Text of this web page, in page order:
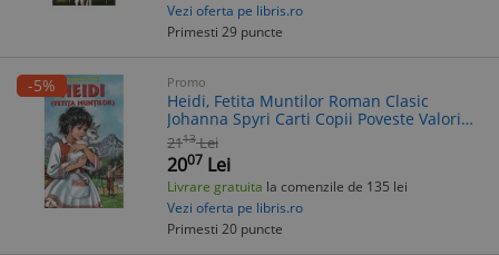
Vezi oferta pe libris.ro
Primesti 29 puncte
-5% Promo
Heidi, Fetita Muntilor Roman Clasic
Johanna Spyri Carti Copii Poveste Valori
Autentice Lectura Generatii Alb-Negru
2113 Lei
2007 Lei
Livrare gratuita la comenzile de 135 lei
Vezi oferta pe libris.ro
Primesti 20 puncte